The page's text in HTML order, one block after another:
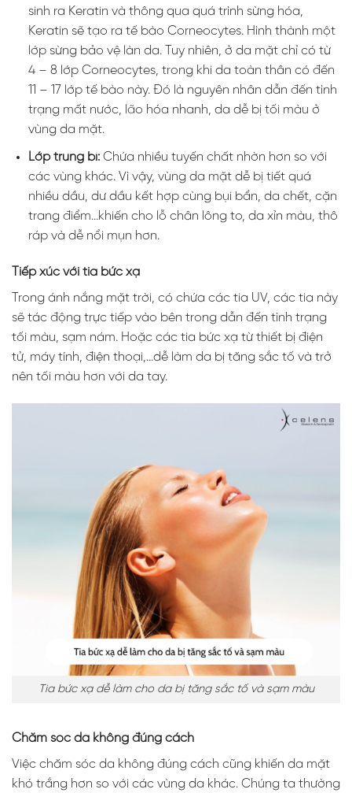
sinh ra Keratin và thông qua quá trình sừng hóa,
Keratin sẽ tạo ra tế bào Corneocytes. Hình thành một
lớp sừng bảo vệ làn da. Tuy nhiên, ở da mặt chỉ có từ
4 – 8 lớp Corneocytes, trong khi da toàn thân có đến
11 – 17 lớp tế bào này. Đó là nguyên nhân dẫn đến tình
trạng mất nước, lão hóa nhanh, da dễ bị tối màu ở
vùng da mặt.
Lớp trung bì:Chứa nhiều tuyến chất nhờn hơn so với
các vùng khác. Vì vậy, vùng da mặt dễ bị tiết quá
nhiều dầu, dư dầu kết hợp cùng bụi bẩn, da chết, cặn
trang điểm…khiến cho lỗ chân lông to, da xỉn màu, thô
ráp và dễ nổi mụn hơn.
Tiếp xúc với tia bức xạ
Trong ánh nắng mặt trời, có chứa các tia UV, các tia này
sẽ tác động trực tiếp vào bên trong dẫn đến tình trạng
tối màu, sạm nám. Hoặc các tia bức xạ từ thiết bị điện
tử, máy tính, điện thoại,…dễ làm da bị tăng sắc tố và trở
nên tối màu hơn với da tay.
Tia bức xạ dễ làm cho da bị tăng sắc tố và sạm màu
Chăm sóc da không đúng cách
Việc chăm sóc da không đúng cách cũng khiến da mặt
khó trắng hơn so với các vùng da khác. Chúng ta thường